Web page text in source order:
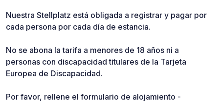
Nuestra Stellplatz está obligada a registrar y pagar por
cada persona por cada día de estancia.
No se abona la tarifa a menores de 18 años ni a
personas con discapacidad titulares de la Tarjeta
Europea de Discapacidad.
Por favor, rellene el formulario de alojamiento -